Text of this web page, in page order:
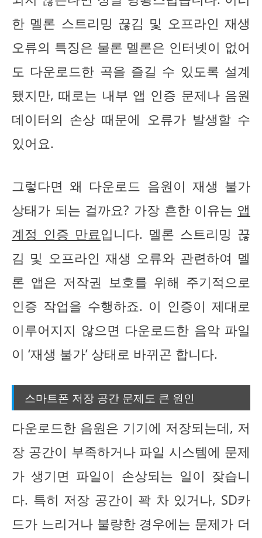
한 멜론 스트리밍 끊김 및 오프라인 재생
오류의 특징은 물론 멜론은 인터넷이 없어
도 다운로드한 곡을 즐길 수 있도록 설계
됐지만, 때로는 내부 앱 인증 문제나 음원
데이터의 손상 때문에 오류가 발생할 수
있어요.
그렇다면 왜 다운로드 음원이 재생 불가
상태가 되는 걸까요? 가장 흔한 이유는 앱
계정 인증 만료입니다. 멜론 스트리밍 끊
김 및 오프라인 재생 오류와 관련하여 멜
론 앱은 저작권 보호를 위해 주기적으로
인증 작업을 수행하죠. 이 인증이 제대로
이루어지지 않으면 다운로드한 음악 파일
이 ‘재생 불가’ 상태로 바뀌곤 합니다.
스마트폰 저장 공간 문제도 큰 원인
다운로드한 음원은 기기에 저장되는데, 저
장 공간이 부족하거나 파일 시스템에 문제
가 생기면 파일이 손상되는 일이 잦습니
다. 특히 저장 공간이 꽉 차 있거나, SD카
드가 느리거나 불량한 경우에는 문제가 더